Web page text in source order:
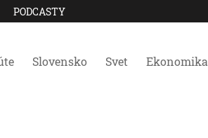
PODCASTY
Slovensko Svet Ekonomika